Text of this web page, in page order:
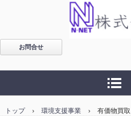
棄・パソ
お問合せ
トップ › 環境支援事業 › 有価物買取